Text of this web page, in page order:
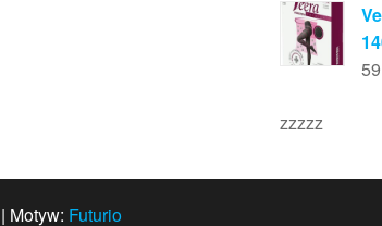
zzzzz
| Motyw: Futurio